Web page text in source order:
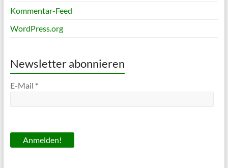
Kommentar-Feed
WordPress.org
Newsletter abonnieren
E-Mail *